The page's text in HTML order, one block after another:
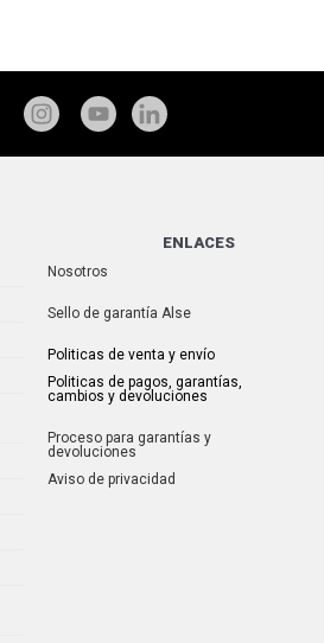
ENLACES
Nosotros
Sello de garantía Alse
Politicas de venta y envío
Politicas de pagos, garantías,
cambios y devoluciones
Proceso para garantías y
devoluciones
Aviso de privacidad